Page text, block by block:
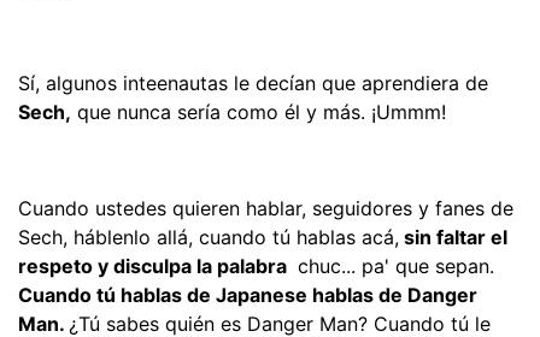
Sí, algunos inteenautas le decían que aprendiera de
Sech, que nunca sería como él y más. ¡Ummm!
Cuando ustedes quieren hablar, seguidores y fanes de
Sech, háblenlo allá, cuando tú hablas acá, sin faltar el
respeto y disculpa la palabra chuc... pa' que sepan.
Cuando tú hablas de Japanese hablas de Danger
Man. ¿Tú sabes quién es Danger Man? Cuando tú le